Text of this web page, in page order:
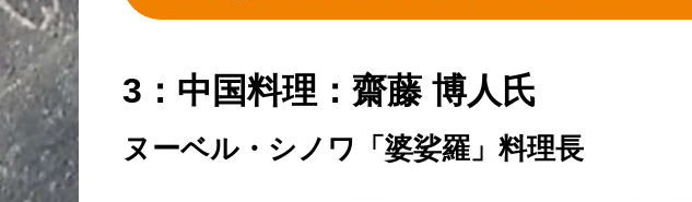
3：中国料理：齋藤 博人氏
ヌーベル・シノワ「婆娑羅」料理長